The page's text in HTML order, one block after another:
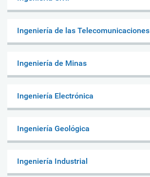
Ingeniería de las Telecomunicaciones
Ingeniería de Minas
Ingeniería Electrónica
Ingeniería Geológica
Ingeniería Industrial